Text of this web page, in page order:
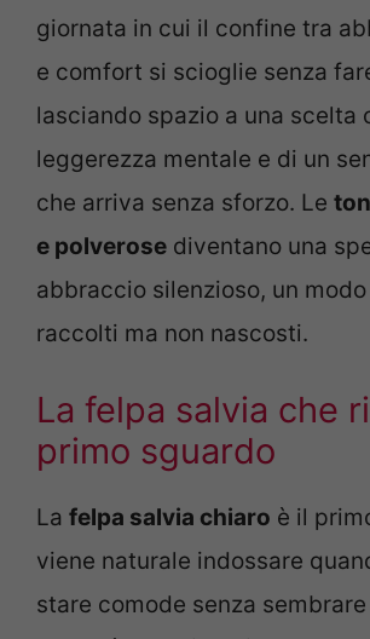
giornata in cui il confine tra
e comfort si scioglie senza
lasciando spazio a una scelta
leggerezza mentale e di un
che arriva senza sforzo. Le
e polverose diventano una
abbraccio silenzioso, un
raccolti ma non nascosti.
La felpa salvia che
primo sguardo
La felpa salvia chiaro è il
viene naturale indossare
stare comode senza